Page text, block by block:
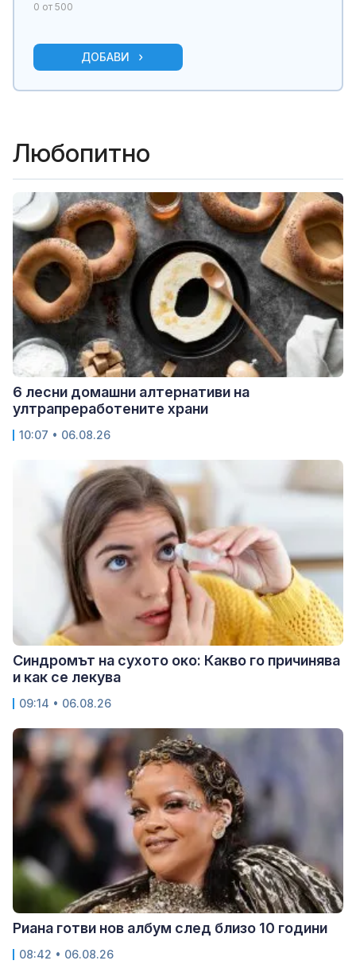
0 от 500
ДОБАВИ
Любопитно
6 лесни домашни алтернативи на
ултрапреработените храни
10:07 • 06.08.26
Синдромът на сухото око: Какво го причинява
и как се лекува
09:14 • 06.08.26
Риана готви нов албум след близо 10 години
08:42 • 06.08.26